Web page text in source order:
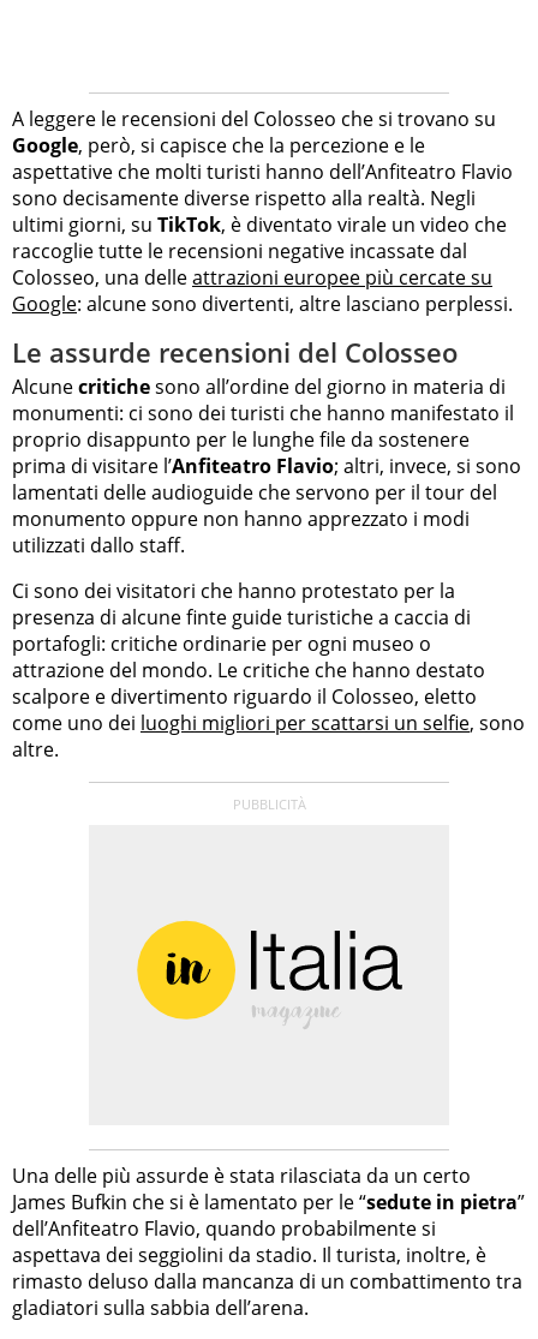
A leggere le recensioni del Colosseo che si trovano su
Google, però, si capisce che la percezione e le
aspettative che molti turisti hanno dell’Anfiteatro Flavio
sono decisamente diverse rispetto alla realtà. Negli
ultimi giorni, su TikTok, è diventato virale un video che
raccoglie tutte le recensioni negative incassate dal
Colosseo, una delleattrazioni europee più cercate su
Google: alcune sono divertenti, altre lasciano perplessi.
Le assurde recensioni del Colosseo
Alcunecritichesono all’ordine del giorno in materia di
monumenti: ci sono dei turisti che hanno manifestato il
proprio disappunto per le lunghe file da sostenere
prima di visitare l’Anfiteatro Flavio; altri, invece, si sono
lamentati delle audioguide che servono per il tour del
monumento oppure non hanno apprezzato i modi
utilizzati dallo staff.
Ci sono dei visitatori che hanno protestato per la
presenza di alcune finte guide turistiche a caccia di
portafogli: critiche ordinarie per ogni museo o
attrazione del mondo. Le critiche che hanno destato
scalpore e divertimento riguardo il Colosseo, eletto
come uno dei luoghi migliori per scattarsi un selfie, sono
altre.
Una delle più assurde è stata rilasciata da un certo
James Bufkin che si è lamentato per le “sedute in pietra”
dell’Anfiteatro Flavio, quando probabilmente si
aspettava dei seggiolini da stadio. Il turista, inoltre, è
rimasto deluso dalla mancanza di un combattimento tra
gladiatori sulla sabbia dell’arena.